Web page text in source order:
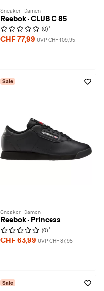
Sneaker · Damen
Reebok · CLUB C 85
(0) 1
CHF 77,99 UVP CHF 109,95
Sale
Sneaker · Damen
Reebok · Princess
(0) 1
CHF 63,99 UVP CHF 87,95
Sale